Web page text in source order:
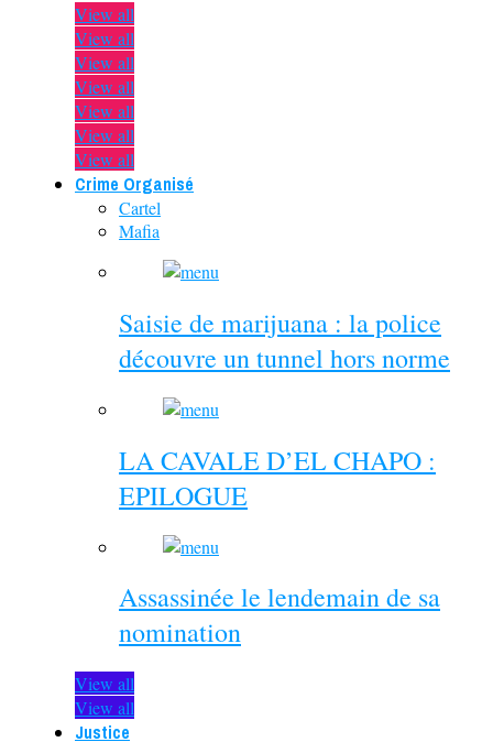
View all
View all
View all
View all
View all
View all
View all
Crime Organisé
Cartel
Mafia
Saisie de marijuana : la police
découvre un tunnel hors norme
LA CAVALE D’EL CHAPO :
EPILOGUE
Assassinée le lendemain de sa
nomination
View all
View all
Justice